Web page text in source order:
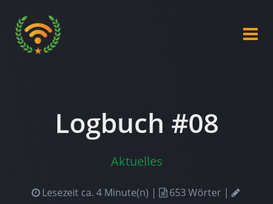
Logbuch #08
Aktuelles
Lesezeit ca. 4 Minute(n) |
653 Wörter |